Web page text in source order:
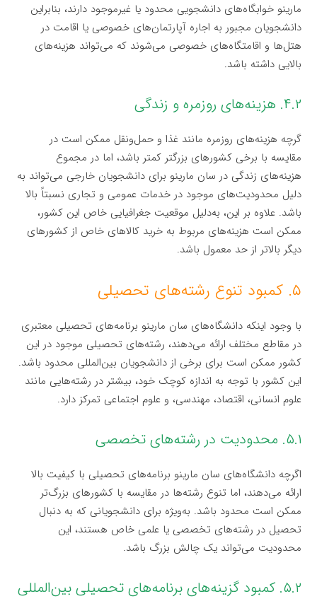
مارینو خوابگاه‌های دانشجویی محدود یا غیرموجود دارند، بنابراین
دانشجویان مجبور به اجاره آپارتمان‌های خصوصی یا اقامت در
هتل‌ها و اقامتگاه‌های خصوصی می‌شوند که می‌تواند هزینه‌های
بالایی داشته باشد.
۴.۲. هزینه‌های روزمره و زندگی
گرچه هزینه‌های روزمره مانند غذا و حمل‌ونقل ممکن است در
مقایسه با برخی کشورهای بزرگتر کمتر باشد، اما در مجموع
هزینه‌های زندگی در سان مارینو برای دانشجویان خارجی می‌تواند به
دلیل محدودیت‌های موجود در خدمات عمومی و تجاری نسبتاً بالا
باشد. علاوه بر این، به‌دلیل موقعیت جغرافیایی خاص این کشور،
ممکن است هزینه‌های مربوط به خرید کالاهای خاص از کشورهای
دیگر بالاتر از حد معمول باشد.
۵. کمبود تنوع رشته‌های تحصیلی
با وجود اینکه دانشگاه‌های سان مارینو برنامه‌های تحصیلی معتبری
در مقاطع مختلف ارائه می‌دهند، رشته‌های تحصیلی موجود در این
کشور ممکن است برای برخی از دانشجویان بین‌المللی محدود باشد.
این کشور با توجه به اندازه کوچک خود، بیشتر در رشته‌هایی مانند
علوم انسانی، اقتصاد، مهندسی، و علوم اجتماعی تمرکز دارد.
۵.۱. محدودیت در رشته‌های تخصصی
اگرچه دانشگاه‌های سان مارینو برنامه‌های تحصیلی با کیفیت بالا
ارائه می‌دهند، اما تنوع رشته‌ها در مقایسه با کشورهای بزرگ‌تر
ممکن است محدود باشد. به‌ویژه برای دانشجویانی که به دنبال
تحصیل در رشته‌های تخصصی یا علمی خاص هستند، این
محدودیت می‌تواند یک چالش بزرگ باشد.
۵.۲. کمبود گزینه‌های برنامه‌های تحصیلی بین‌المللی